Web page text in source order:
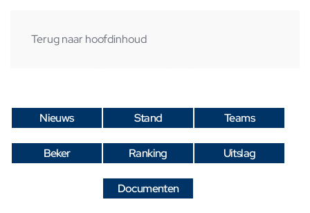
Terug naar hoofdinhoud
Nieuws Stand Teams
Beker Ranking Uitslag
Documenten